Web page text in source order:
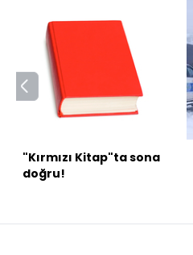
"Kırmızı Kitap"ta sona
doğru!